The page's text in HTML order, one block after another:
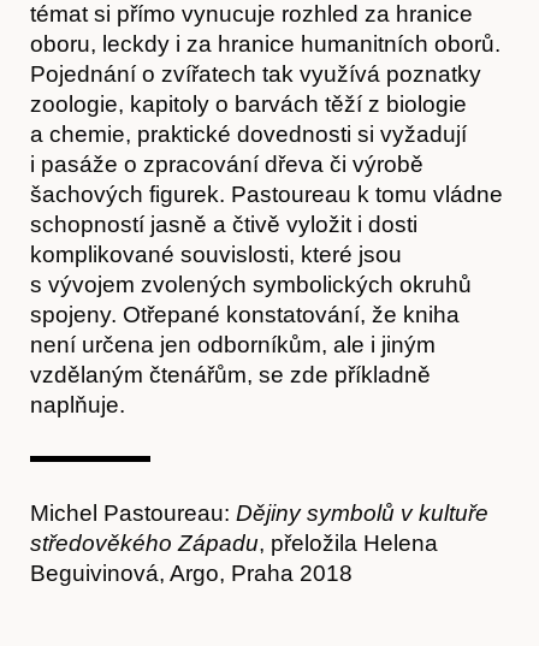
Obchod
témat si přímo vynucuje rozhled za hranice
oboru, leckdy i za hranice humanitních oborů.
Pojednání o zvířatech tak využívá poznatky
zoologie, kapitoly o barvách těží z biologie
a chemie, praktické dovednosti si vyžadují
i pasáže o zpracování dřeva či výrobě
šachových figurek. Pastoureau k tomu vládne
schopností jasně a čtivě vyložit i dosti
komplikované souvislosti, které jsou
s vývojem zvolených symbolických okruhů
spojeny. Otřepané konstatování, že kniha
není určena jen odborníkům, ale i jiným
vzdělaným čtenářům, se zde příkladně
naplňuje.
Michel Pastoureau: Dějiny symbolů v kultuře
středověkého Západu, přeložila Helena
Beguivinová, Argo, Praha 2018